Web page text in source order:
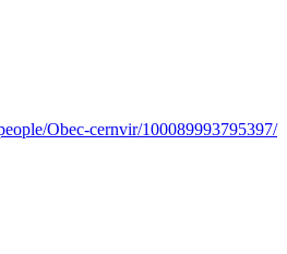
Obec-cernvir/100089993795397/